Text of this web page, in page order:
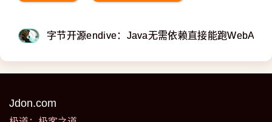
字节开源endive：Java无需依赖直接能跑
Jdon.com